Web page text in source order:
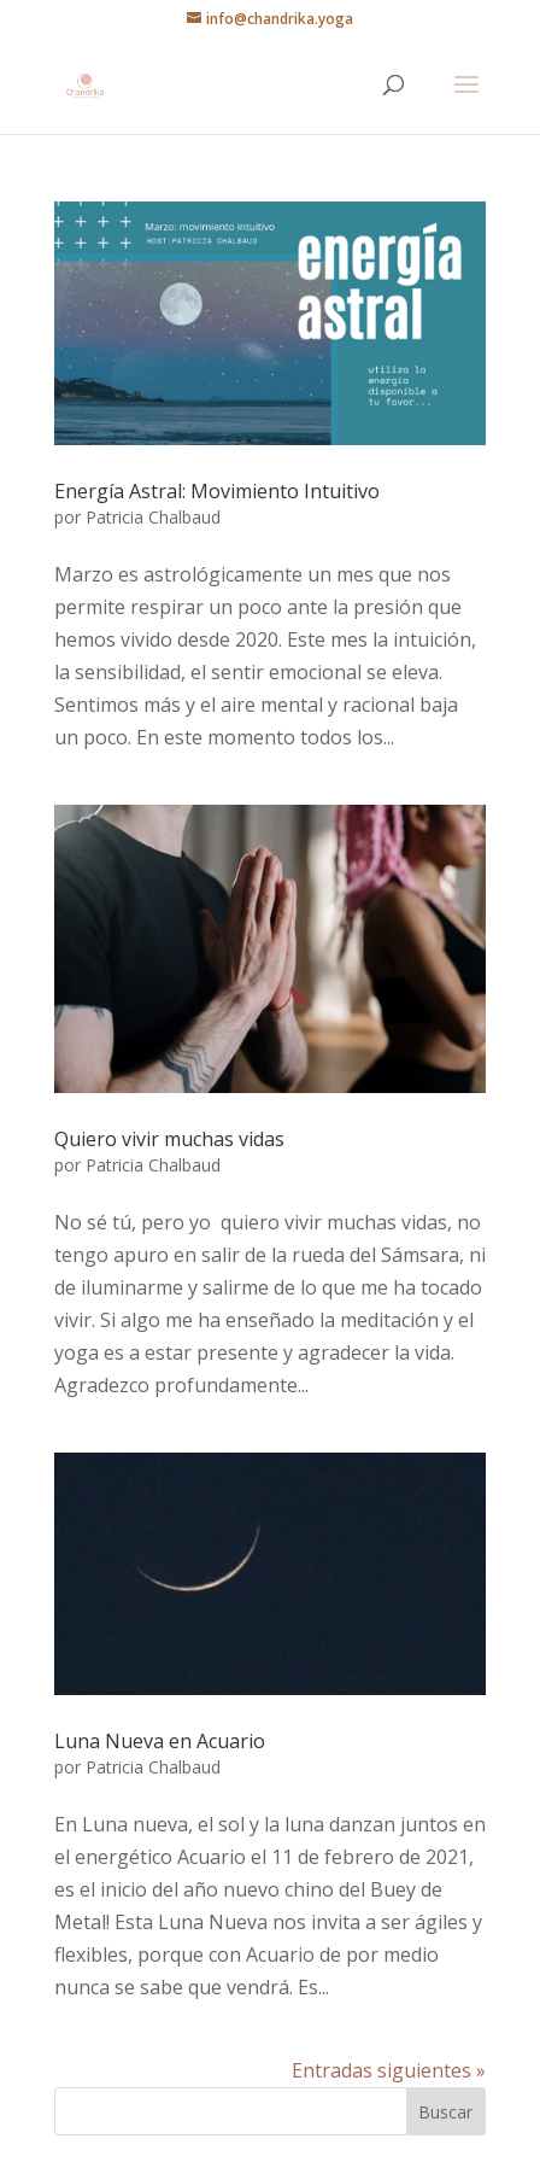
info@chandrika.yoga
Energía Astral: Movimiento Intuitivo
por Patricia Chalbaud
Marzo es astrológicamente un mes que nos
permite respirar un poco ante la presión que
hemos vivido desde 2020. Este mes la intuición,
la sensibilidad, el sentir emocional se eleva.
Sentimos más y el aire mental y racional baja
un poco. En este momento todos los...
Quiero vivir muchas vidas
por Patricia Chalbaud
No sé tú, pero yo quiero vivir muchas vidas, no
tengo apuro en salir de la rueda del Sámsara, ni
de iluminarme y salirme de lo que me ha tocado
vivir. Si algo me ha enseñado la meditación y el
yoga es a estar presente y agradecer la vida.
Agradezco profundamente...
Luna Nueva en Acuario
por Patricia Chalbaud
En Luna nueva, el sol y la luna danzan juntos en
el energético Acuario el 11 de febrero de 2021,
es el inicio del año nuevo chino del Buey de
Metal! Esta Luna Nueva nos invita a ser ágiles y
flexibles, porque con Acuario de por medio
nunca se sabe que vendrá. Es...
Entradas siguientes »